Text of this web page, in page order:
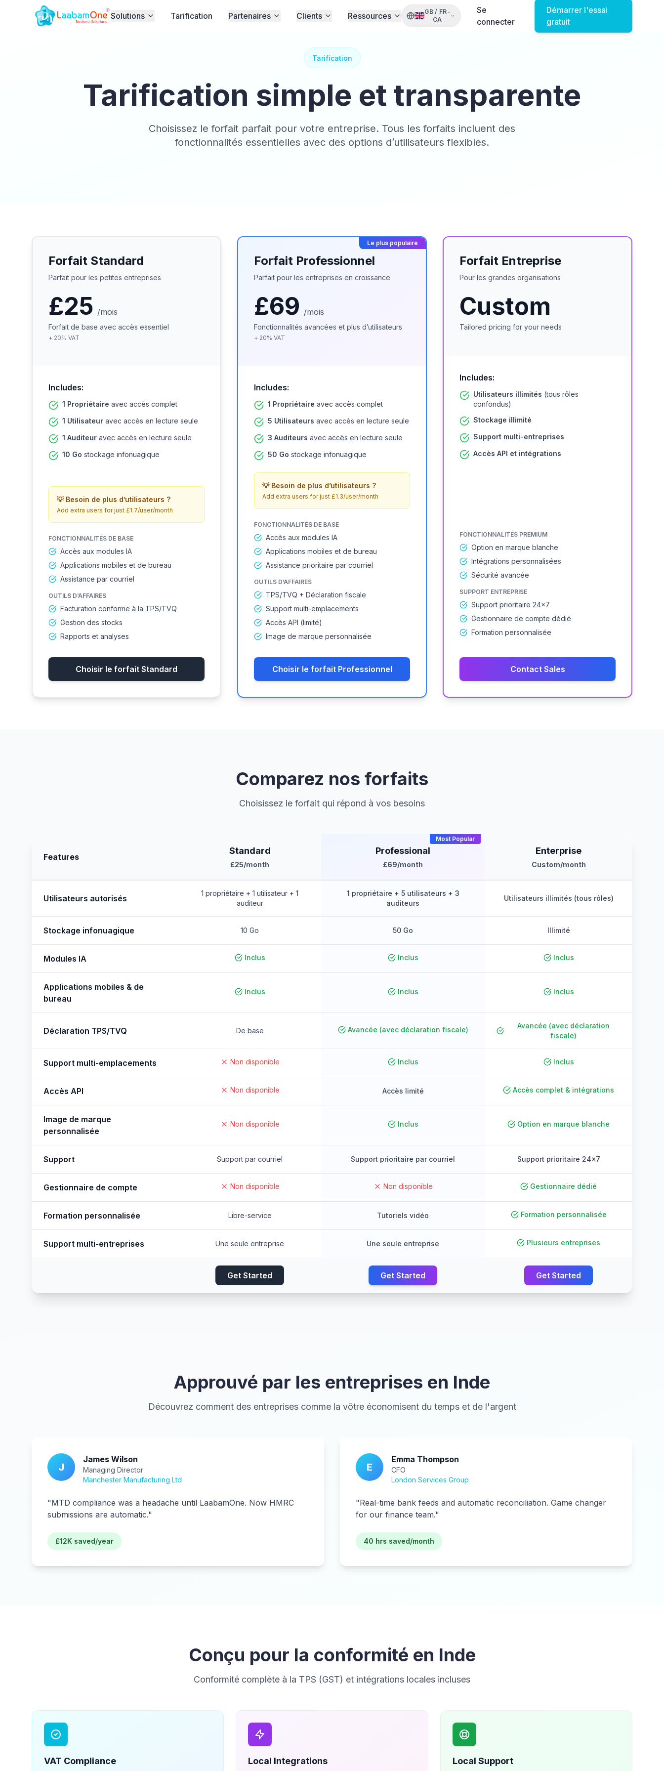
Solutions Tarification Partenaires Clients Ressources GB / FR-
CA
Se
connecter
Démarrer l'essai
gratuit
Tarification
Tarification simple et transparente
Choisissez le forfait parfait pour votre entreprise. Tous les forfaits incluent des
fonctionnalités essentielles avec des options d’utilisateurs flexibles.
Forfait Standard
Parfait pour les petites entreprises
£25 /mois
Forfait de base avec accès essentiel
+ 20% VAT
Includes:
1 Propriétaire avec accès complet
1 Utilisateur avec accès en lecture seule
1 Auditeur avec accès en lecture seule
10 Go stockage infonuagique
💡 Besoin de plus d’utilisateurs ?
Add extra users for just £1.7/user/month
FONCTIONNALITÉS DE BASE
Accès aux modules IA
Applications mobiles et de bureau
Assistance par courriel
OUTILS D’AFFAIRES
Facturation conforme à la TPS/TVQ
Gestion des stocks
Rapports et analyses
Choisir le forfait Standard
Le plus populaire
Forfait Professionnel
Parfait pour les entreprises en croissance
£69 /mois
Fonctionnalités avancées et plus d’utilisateurs
+ 20% VAT
Includes:
1 Propriétaire avec accès complet
5 Utilisateurs avec accès en lecture seule
3 Auditeurs avec accès en lecture seule
50 Go stockage infonuagique
💡 Besoin de plus d’utilisateurs ?
Add extra users for just £1.3/user/month
FONCTIONNALITÉS DE BASE
Accès aux modules IA
Applications mobiles et de bureau
Assistance prioritaire par courriel
OUTILS D’AFFAIRES
TPS/TVQ + Déclaration fiscale
Support multi-emplacements
Accès API (limité)
Image de marque personnalisée
Choisir le forfait Professionnel
Forfait Entreprise
Pour les grandes organisations
Custom
Tailored pricing for your needs
Includes:
Utilisateurs illimités (tous rôles
confondus)
Stockage illimité
Support multi-entreprises
Accès API et intégrations
FONCTIONNALITÉS PREMIUM
Option en marque blanche
Intégrations personnalisées
Sécurité avancée
SUPPORT ENTREPRISE
Support prioritaire 24×7
Gestionnaire de compte dédié
Formation personnalisée
Contact Sales
Comparez nos forfaits
Choisissez le forfait qui répond à vos besoins
Features
Standard
£25/month
Most Popular
Professional
£69/month
Enterprise
Custom/month
Utilisateurs autorisés
1 propriétaire + 1 utilisateur + 1
auditeur
1 propriétaire + 5 utilisateurs + 3
auditeurs
Utilisateurs illimités (tous rôles)
Stockage infonuagique 10 Go 50 Go Illimité
Modules IA Inclus Inclus Inclus
Applications mobiles & de
bureau
Inclus Inclus Inclus
Déclaration TPS/TVQ De base Avancée (avec déclaration fiscale)
Avancée (avec déclaration
fiscale)
Support multi-emplacements Non disponible Inclus Inclus
Accès API Non disponible Accès limité Accès complet & intégrations
Image de marque
personnalisée
Non disponible Inclus Option en marque blanche
Support Support par courriel Support prioritaire par courriel Support prioritaire 24×7
Gestionnaire de compte Non disponible Non disponible Gestionnaire dédié
Formation personnalisée Libre-service Tutoriels vidéo Formation personnalisée
Support multi-entreprises Une seule entreprise Une seule entreprise Plusieurs entreprises
Get Started Get Started Get Started
Approuvé par les entreprises en Inde
Découvrez comment des entreprises comme la vôtre économisent du temps et de l'argent
J
James Wilson
Managing Director
Manchester Manufacturing Ltd
"MTD compliance was a headache until LaabamOne. Now HMRC
submissions are automatic."
£12K saved/year
E
Emma Thompson
CFO
London Services Group
"Real-time bank feeds and automatic reconciliation. Game changer
for our finance team."
40 hrs saved/month
Conçu pour la conformité en Inde
Conformité complète à la TPS (GST) et intégrations locales incluses
VAT Compliance Local Integrations Local Support